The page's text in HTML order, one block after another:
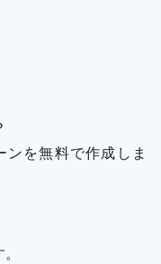
を無料で作成しま